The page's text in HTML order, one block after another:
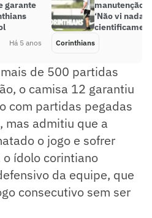
garante
Há 5 anos
manutenção
‘Não vi nada
Corinthians
de 500 partidas
o camisa 12 garantiu
com partidas pegadas
mas admitiu que a
o jogo e sofrer
o ídolo corintiano
da equipe, que
consecutivo sem ser